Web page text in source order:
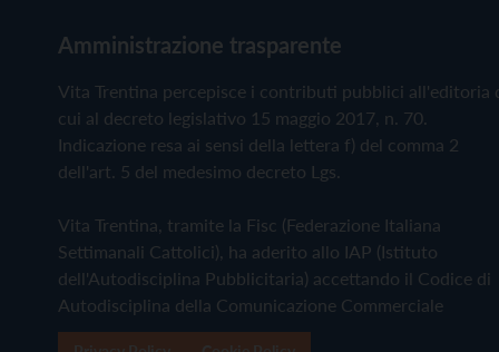
Amministrazione trasparente
Vita Trentina percepisce i contributi pubblici all'editoria
cui al decreto legislativo 15 maggio 2017, n. 70.
Indicazione resa ai sensi della lettera f) del comma 2
dell'art. 5 del medesimo decreto Lgs.
Vita Trentina, tramite la Fisc (Federazione Italiana
Settimanali Cattolici), ha aderito allo IAP (Istituto
dell'Autodisciplina Pubblicitaria) accettando il Codice di
Autodisciplina della Comunicazione Commerciale